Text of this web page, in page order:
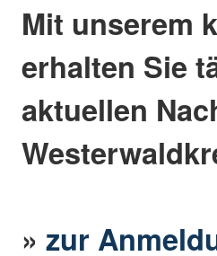
Mit unserem
erhalten Sie
aktuellen
»zur